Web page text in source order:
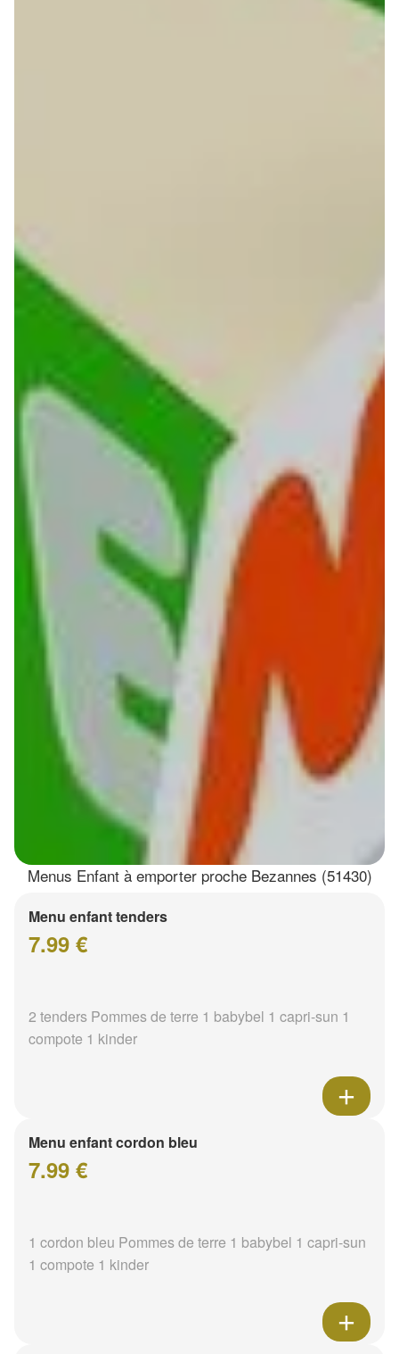
Menus Enfant à emporter proche Bezannes (51430)
Menu enfant tenders
7.99 €
2 tenders Pommes de terre 1 babybel 1 capri-sun 1
compote 1 kinder
Menu enfant cordon bleu
7.99 €
1 cordon bleu Pommes de terre 1 babybel 1 capri-sun
1 compote 1 kinder